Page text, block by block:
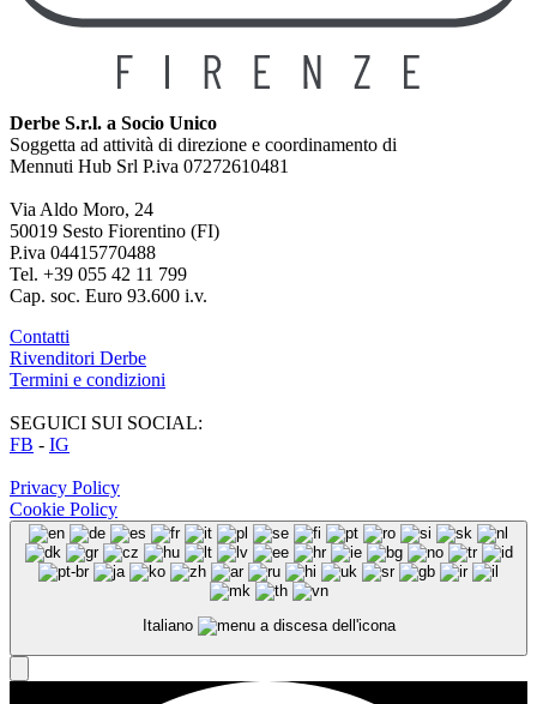
Derbe S.r.l. a Socio Unico
Soggetta ad attività di direzione e coordinamento di
Mennuti Hub Srl P.iva 07272610481
Via Aldo Moro, 24
50019 Sesto Fiorentino (FI)
P.iva 04415770488
Tel. +39 055 42 11 799
Cap. soc. Euro 93.600 i.v.
Contatti
Rivenditori Derbe
Termini e condizioni
SEGUICI SUI SOCIAL:
FB - IG
Privacy Policy
Cookie Policy
Italiano